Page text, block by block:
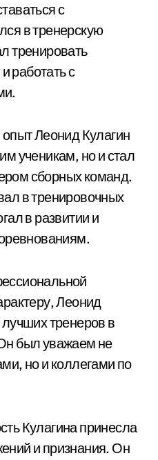
с
в тренерскую
тренировать
работать с
Леонид Кулагин
ученикам, но и стал
сборных команд.
в тренировочных
в развитии и
Леонид
тренеров в
был уважаем не
но и коллегами по
Кулагина принесла
и признания. Он